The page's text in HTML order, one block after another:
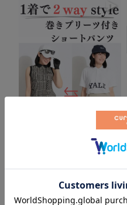
▶
アンサネス 1着で2WAYでス